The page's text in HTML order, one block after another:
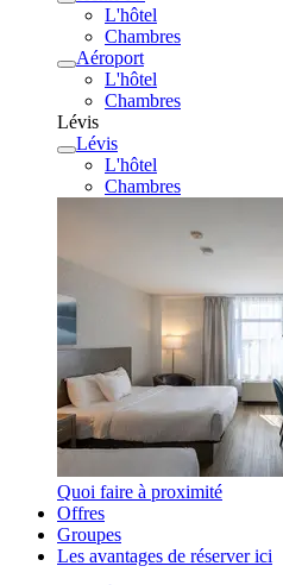
L'hôtel
Chambres
Aéroport
L'hôtel
Chambres
Lévis
Lévis
L'hôtel
Chambres
Quoi faire à proximité
Offres
Groupes
Les avantages de réserver ici